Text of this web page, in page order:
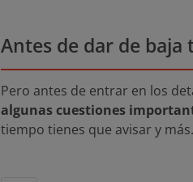
Antes de dar de baja
Pero antes de entrar en los
algunas cuestiones
tiempo tienes que avisar y más.